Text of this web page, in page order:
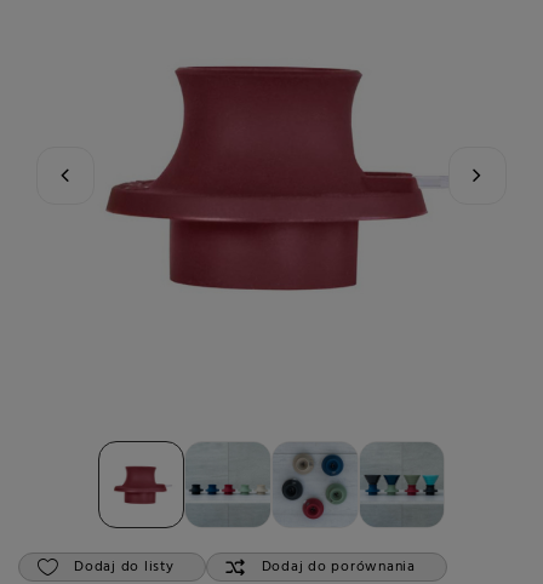
Dodaj do listy Dodaj do porównania